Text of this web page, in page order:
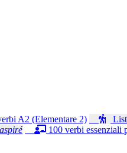
A2 (Elementare 2)
100 verbi essenziali